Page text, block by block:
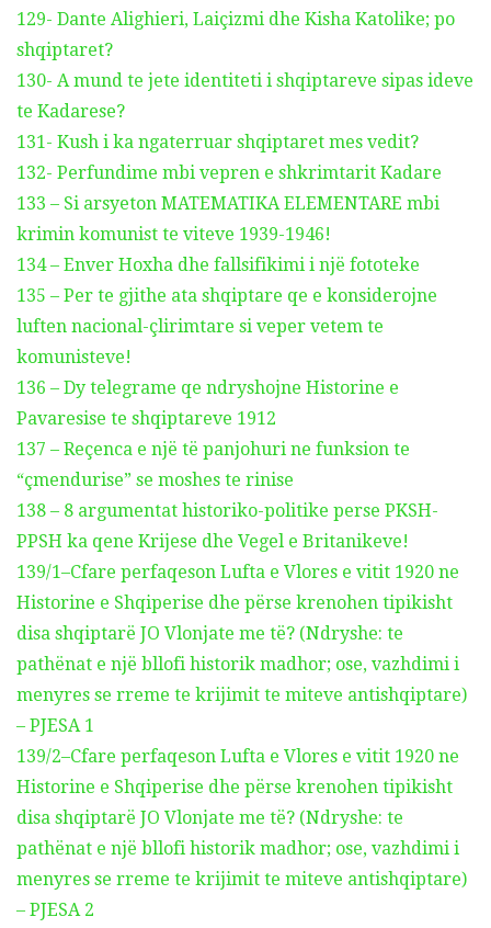
129- Dante Alighieri, Laiçizmi dhe Kisha Katolike; po
shqiptaret?
130- A mund te jete identiteti i shqiptareve sipas ideve
te Kadarese?
131- Kush i ka ngaterruar shqiptaret mes vedit?
132- Perfundime mbi vepren e shkrimtarit Kadare
133 – Si arsyeton MATEMATIKA ELEMENTARE mbi
krimin komunist te viteve 1939-1946!
134 – Enver Hoxha dhe fallsifikimi i një fototeke
135 – Per te gjithe ata shqiptare qe e konsiderojne
luften nacional-çlirimtare si veper vetem te
komunisteve!
136 – Dy telegrame qe ndryshojne Historine e
Pavaresise te shqiptareve 1912
137 – Reçenca e një të panjohuri ne funksion te
“çmendurise” se moshes te rinise
138 – 8 argumentat historiko-politike perse PKSH-
PPSH ka qene Krijese dhe Vegel e Britanikeve!
139/1–Cfare perfaqeson Lufta e Vlores e vitit 1920 ne
Historine e Shqiperise dhe përse krenohen tipikisht
disa shqiptarë JO Vlonjate me të? (Ndryshe: te
pathënat e një bllofi historik madhor; ose, vazhdimi i
menyres se rreme te krijimit te miteve antishqiptare)
– PJESA 1
139/2–Cfare perfaqeson Lufta e Vlores e vitit 1920 ne
Historine e Shqiperise dhe përse krenohen tipikisht
disa shqiptarë JO Vlonjate me të? (Ndryshe: te
pathënat e një bllofi historik madhor; ose, vazhdimi i
menyres se rreme te krijimit te miteve antishqiptare)
– PJESA 2